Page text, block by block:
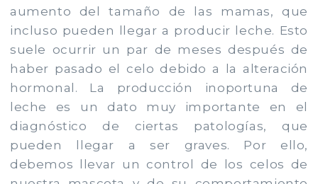
aumento del tamaño de las mamas, que
incluso pueden llegar a producir leche. Esto
suele ocurrir un par de meses después de
haber pasado el celo debido a la alteración
hormonal. La producción inoportuna de
leche es un dato muy importante en el
diagnóstico de ciertas patologías, que
pueden llegar a ser graves. Por ello,
debemos llevar un control de los celos de